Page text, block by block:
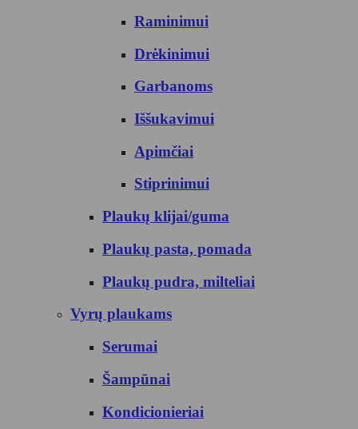
Raminimui
Drėkinimui
Garbanoms
Iššukavimui
Apimčiai
Stiprinimui
Plaukų klijai/guma
Plaukų pasta, pomada
Plaukų pudra, milteliai
Vyrų plaukams
Serumai
Šampūnai
Kondicionieriai